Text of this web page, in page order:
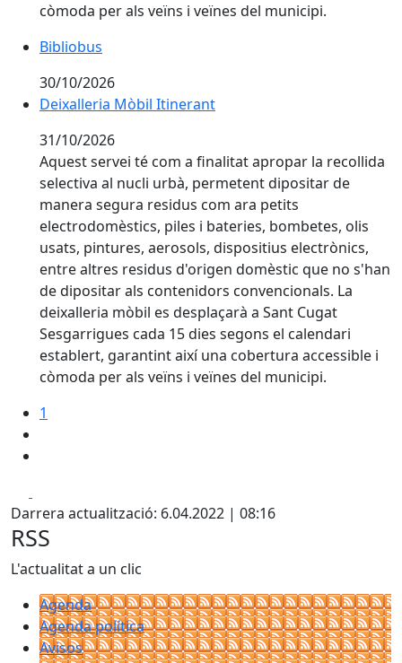
còmoda per als veïns i veïnes del municipi.
Bibliobus
30/10/2026
Deixalleria Mòbil Itinerant
31/10/2026
Aquest servei té com a finalitat apropar la recollida
selectiva al nucli urbà, permetent dipositar de
manera segura residus com ara petits
electrodomèstics, piles i bateries, bombetes, olis
usats, pintures, aerosols, dispositius electrònics,
entre altres residus d'origen domèstic que no s'han
de dipositar als contenidors convencionals. La
deixalleria mòbil es desplaçarà a Sant Cugat
Sesgarrigues cada 15 dies segons el calendari
establert, garantint així una cobertura accessible i
còmoda per als veïns i veïnes del municipi.
1
Darrera actualització: 6.04.2022 | 08:16
RSS
L'actualitat a un clic
Agenda
Agenda política
Avisos